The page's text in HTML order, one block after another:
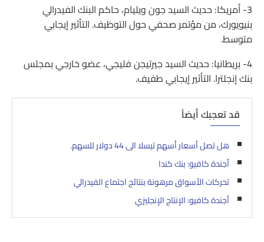
3- أمريكا: حديث السيد جون ويليام، حاكم البنك الفيدرالي
بنيويورك، من مؤتمر صحفي حول التوظيف. التأثير إيجابي
متوسط.
4- بريطانيا: حديث السيد جيرتيجن فليجي، عضو خارجي بمجلس
بنك إنجلترا. التأثير إيجابي طفيف.
قد تعجبك أيضاً
هل تصل أسعار أسهم تيسلا الى 44 دولار للسهم.
أجندة كافيو: بنك كندا
تحركات الأسواق مرهونة بنتائج اجتماع الفيدرالي
أجندة كافيو: الإنتاج الإنجليزي